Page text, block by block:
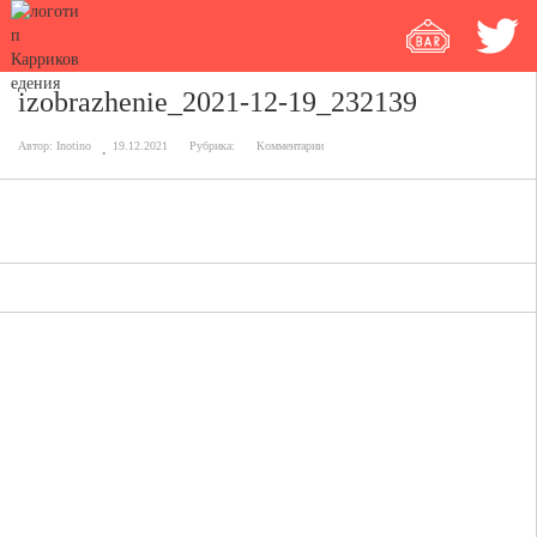
izobrazhenie_2021-12-19_232139
Автор: Inotino 19.12.2021 Рубрика: Комментарии